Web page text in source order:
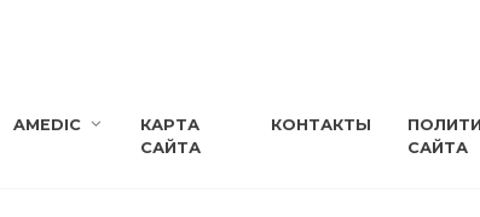
AMEDIC
КАРТА
САЙТА
КОНТАКТЫ
САЙТА